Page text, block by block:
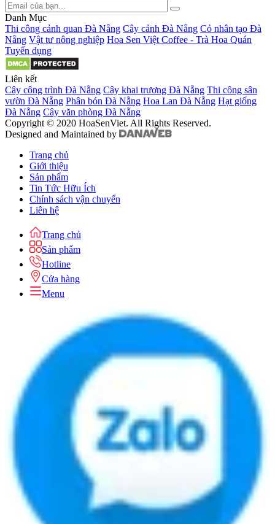
Danh Mục
Thi công cảnh quan Đà Nẵng Cây cảnh Đà Nẵng Cỏ nhân tạo Đà
Nẵng Vật tư nông nghiệp Hoa Sen Việt Coffee - Trà Hoa Quán
Tuyển dụng
Liên kết
Cây công trình Đà Nẵng Cây khai trương Đà Nẵng Thi công sân
vườn Đà Nẵng Phân bón Đà Nẵng Hoa Lan Đà Nẵng Hạt giống
Đà Nẵng Cây văn phòng Đà Nẵng
Copyright © 2020 HoaSenViet. All Rights Reserved.
Designed and Maintained by
Trang chủ
Giới thiệu
Sản phẩm
Tin Tức Hữu Ích
Chính sách vận chuyển
Liên hệ
Trang chủ
Sản phẩm
Hotline
Cửa hàng
Menu